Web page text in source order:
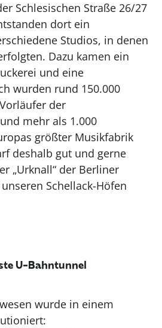
Schlesischen Straße 26/27
dort ein
Studios, in denen
. Dazu kamen ein
und eine
wurden rund 150.000
der
mehr als 1.000
größter Musikfabrik
deshalb gut und gerne
„Urknall“ der Berliner
Schellack-Höfen
U-Bahntunnel
wurde in einem